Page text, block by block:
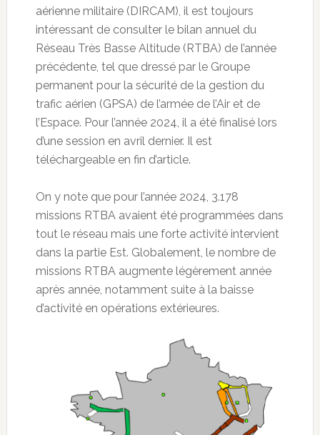
aérienne militaire (DIRCAM), il est toujours
intéressant de consulter le bilan annuel du
Réseau Très Basse Altitude (RTBA) de l’année
précédente, tel que dressé par le Groupe
permanent pour la sécurité de la gestion du
trafic aérien (GPSA) de l’armée de l’Air et de
l’Espace. Pour l’année 2024, il a été finalisé lors
d’une session en avril dernier. Il est
téléchargeable en fin d’article.
On y note que pour l’année 2024, 3.178
missions RTBA avaient été programmées dans
tout le réseau mais une forte activité intervient
dans la partie Est. Globalement, le nombre de
missions RTBA augmente légèrement année
après année, notamment suite à la baisse
d’activité en opérations extérieures.